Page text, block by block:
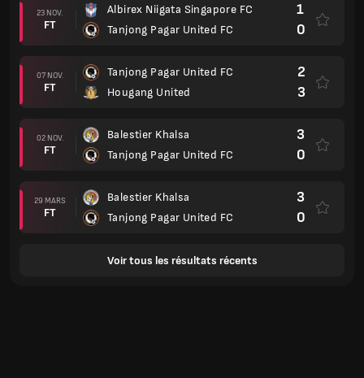
23 NOV.
FT
Albirex Niigata Singapore FC
Tanjong Pagar United FC
1
0
07 NOV.
FT
Tanjong Pagar United FC
Hougang United
2
3
02 NOV.
FT
Balestier Khalsa
Tanjong Pagar United FC
3
0
29 MARS
FT
Balestier Khalsa
Tanjong Pagar United FC
3
0
Voir tous les résultats récents